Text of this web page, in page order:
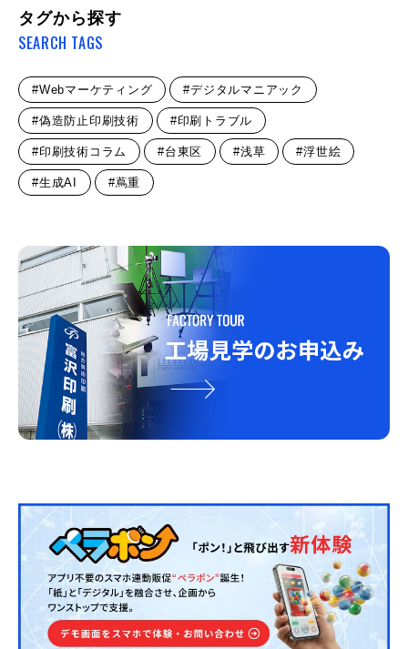
タグから探す
SEARCH TAGS
#Webマーケティング #デジタルマニアック
#偽造防止印刷技術 #印刷トラブル
#印刷技術コラム #台東区 #浅草 #浮世絵
#生成AI #蔦重